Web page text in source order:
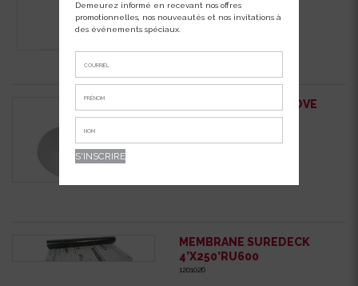
PIPE BOOT VENT GLOVE
BLANC
MEMBRANE SUREDECK
4’X250’RU600
1201026
Demeurez informé en recevant nos offres
promotionnelles, nos nouveautés et nos invitations à
des événements spéciaux.